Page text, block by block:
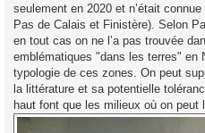
seulement en 2020 et n’était
Pas de Calais et Finistère). Selon
en tout cas on ne l’a pas trouvée
emblématiques "dans les terres" en
typologie de ces zones. On peut
la littérature et sa potentielle
haut font que les milieux où on peut